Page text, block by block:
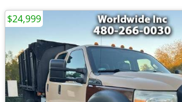
$24,999